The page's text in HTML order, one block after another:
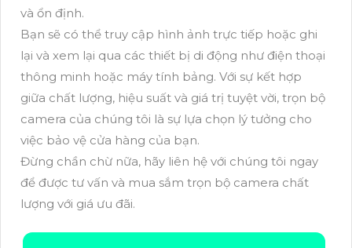
và ổn định.
Bạn sẽ có thể truy cập hình ảnh trực tiếp hoặc ghi
lại và xem lại qua các thiết bị di động như điện thoại
thông minh hoặc máy tính bảng. Với sự kết hợp
giữa chất lượng, hiệu suất và giá trị tuyệt vời, trọn bộ
camera của chúng tôi là sự lựa chọn lý tưởng cho
việc bảo vệ cửa hàng của bạn.
Đừng chần chừ nữa, hãy liên hệ với chúng tôi ngay
để được tư vấn và mua sắm trọn bộ camera chất
lượng với giá ưu đãi.